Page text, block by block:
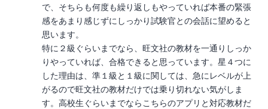
で、そちらも何度も繰り返しもやっていれば本番の緊張
感をあまり感じずにしっかり試験官との会話に望めると
思います。
特に２級ぐらいまでなら、旺文社の教材を一通りしっか
りやっていれば、合格できると思っています。星４つに
した理由は、準１級と１級に関しては、急にレベルが上
がるので旺文社の教材だけでは乗り切れない気がしま
す。高校生ぐらいまでならこちらのアプリと対応教材だ